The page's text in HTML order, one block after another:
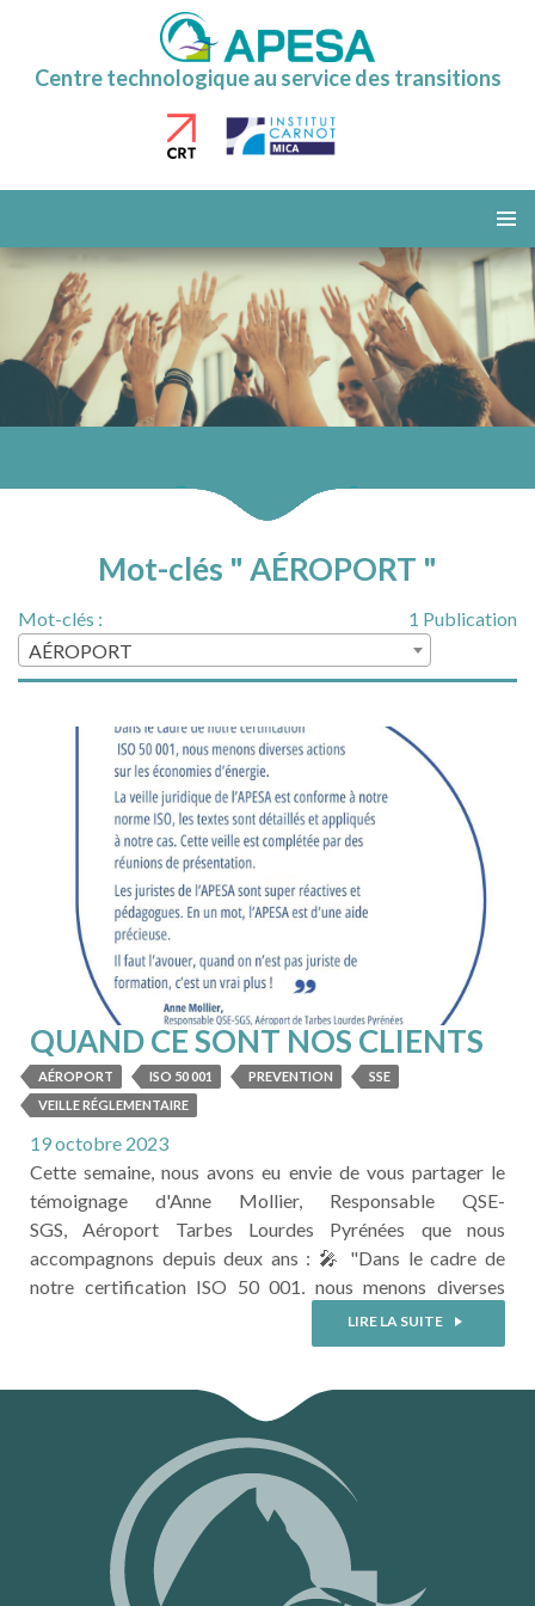
Centre technologique au service des transitions
MENU
AU
CONTENU
Mot-clés " AÉROPORT "
1 Publication
Mot-clés :
AÉROPORT
QUAND CE SONT NOS CLIENTS
QUI LE DISENT...
AÉROPORT ISO 50 001 PREVENTION
SSE
VEILLE RÉGLEMENTAIRE
19 octobre 2023
Cette semaine, nous avons eu envie de vous partager le
témoignage d'Anne Mollier, Responsable QSE-
SGS, Aéroport Tarbes Lourdes Pyrénées que nous
accompagnons depuis deux ans : 🎤 "Dans le cadre de
notre certification ISO 50 001, nous menons diverses
actions sur les économies d’énergie. La veille juridique de
l’APESA est conforme à notre norme ISO, les textes sont
LIRE LA SUITE
LIRE LA SUITE